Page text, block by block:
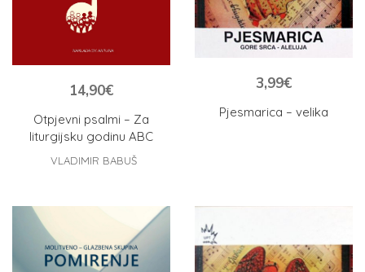
Otpjevni psalmi – Za
liturgijsku godinu ABC
14,90€
VLADIMIR BABUŠ
Pjesmarica – velika
3,99€